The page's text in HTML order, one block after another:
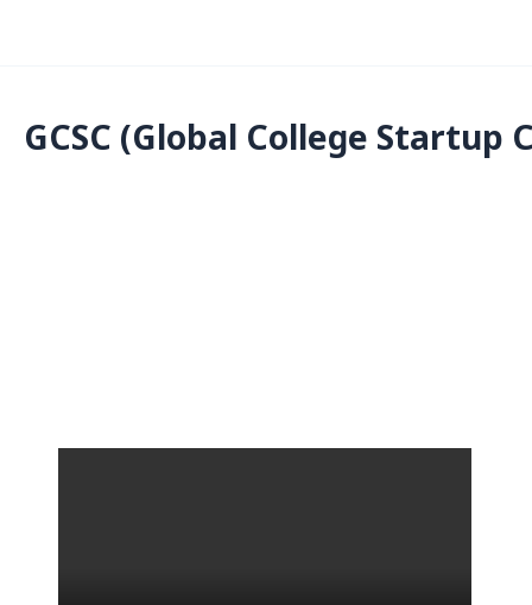
GCSC (Global College Startup